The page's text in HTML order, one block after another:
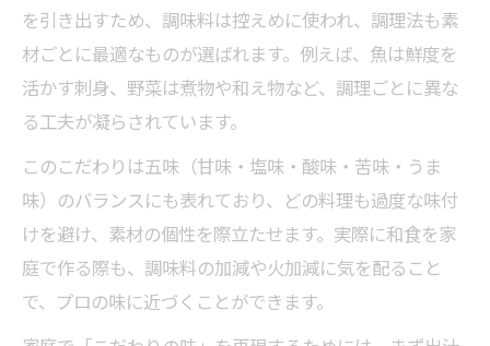
を引き出すため、調味料は控えめに使われ、調理法も素
材ごとに最適なものが選ばれます。例えば、魚は鮮度を
活かす刺身、野菜は煮物や和え物など、調理ごとに異な
る工夫が凝らされています。
このこだわりは五味（甘味・塩味・酸味・苦味・うま
味）のバランスにも表れており、どの料理も過度な味付
けを避け、素材の個性を際立たせます。実際に和食を家
庭で作る際も、調味料の加減や火加減に気を配ること
で、プロの味に近づくことができます。